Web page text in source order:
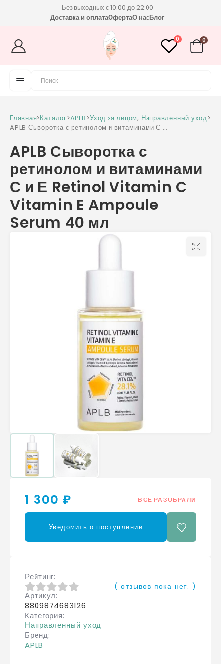
Без выходных с 10:00 до 22:00
Доставка и оплатаОфертаО насБлог
0 0
Главная>Каталог>APLB>Уход за лицом, Направленный уход>
APLB Сыворотка с ретинолом и витаминами С и
Serum 40 мл
APLB Сыворотка с
ретинолом и витаминами
С и Е Retinol Vitamin C
Vitamin E Ampoule
Serum 40 мл
1 300 ₽ ВСЕ РАЗОБРАЛИ
Уведомить о поступлении
Рейтинг
0из 5
( отзывов пока нет. )
Артикул
8809874683126
Категория
Направленный уход
Бренд
APLB